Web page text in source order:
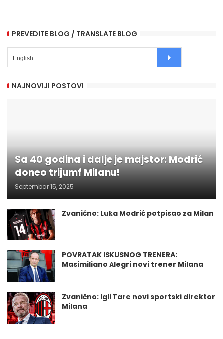
PREVEDITE BLOG / TRANSLATE BLOG
NAJNOVIJI POSTOVI
Sa 40 godina i dalje je majstor: Modrić
doneo trijumf Milanu!
Septembar 15, 2025
Zvanično: Luka Modrić potpisao za Milan
POVRATAK ISKUSNOG TRENERA:
Masimiliano Alegri novi trener Milana
Zvanično: Igli Tare novi sportski direktor
Milana